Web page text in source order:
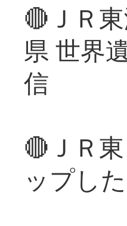
🔴ＪＲ
県 世界
信
🔴ＪＲ
ップし